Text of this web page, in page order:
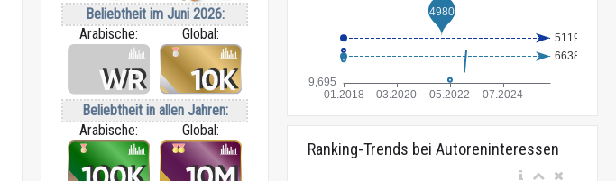
Beliebtheit im Juni 2026:
Arabische:
Global:
Beliebtheit in allen Jahren:
Arabische:
Global:
Ranking-Trends bei Autoreninteressen